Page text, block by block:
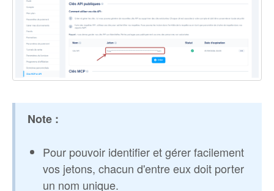
Note :
Pour pouvoir identifier et gérer facilement
vos jetons, chacun d'entre eux doit porter
un nom unique.